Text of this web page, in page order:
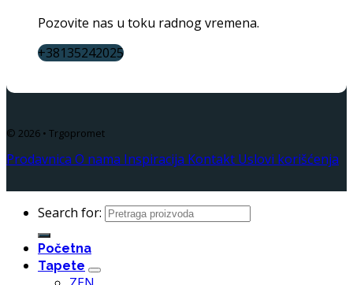
Pozovite nas u toku radnog vremena.
+38135242025
© 2026 • Trgopromet
Prodavnica O nama Inspiracija Kontakt Uslovi korišćenja
Search for:
Početna
Tapete